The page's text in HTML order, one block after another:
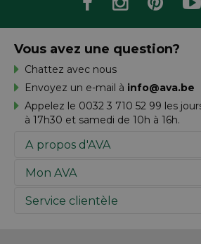
A propos d'AVA
Notre histoire
Travailler chez AVA
Mon AVA
Inspiration
Service clientèle
Vous avez une question?
Chattez avec nous
Envoyez un e-mail à info@ava.be
Appelez le 0032 3 710 52 99 les
à 17h30 et samedi de 10h à 16h.